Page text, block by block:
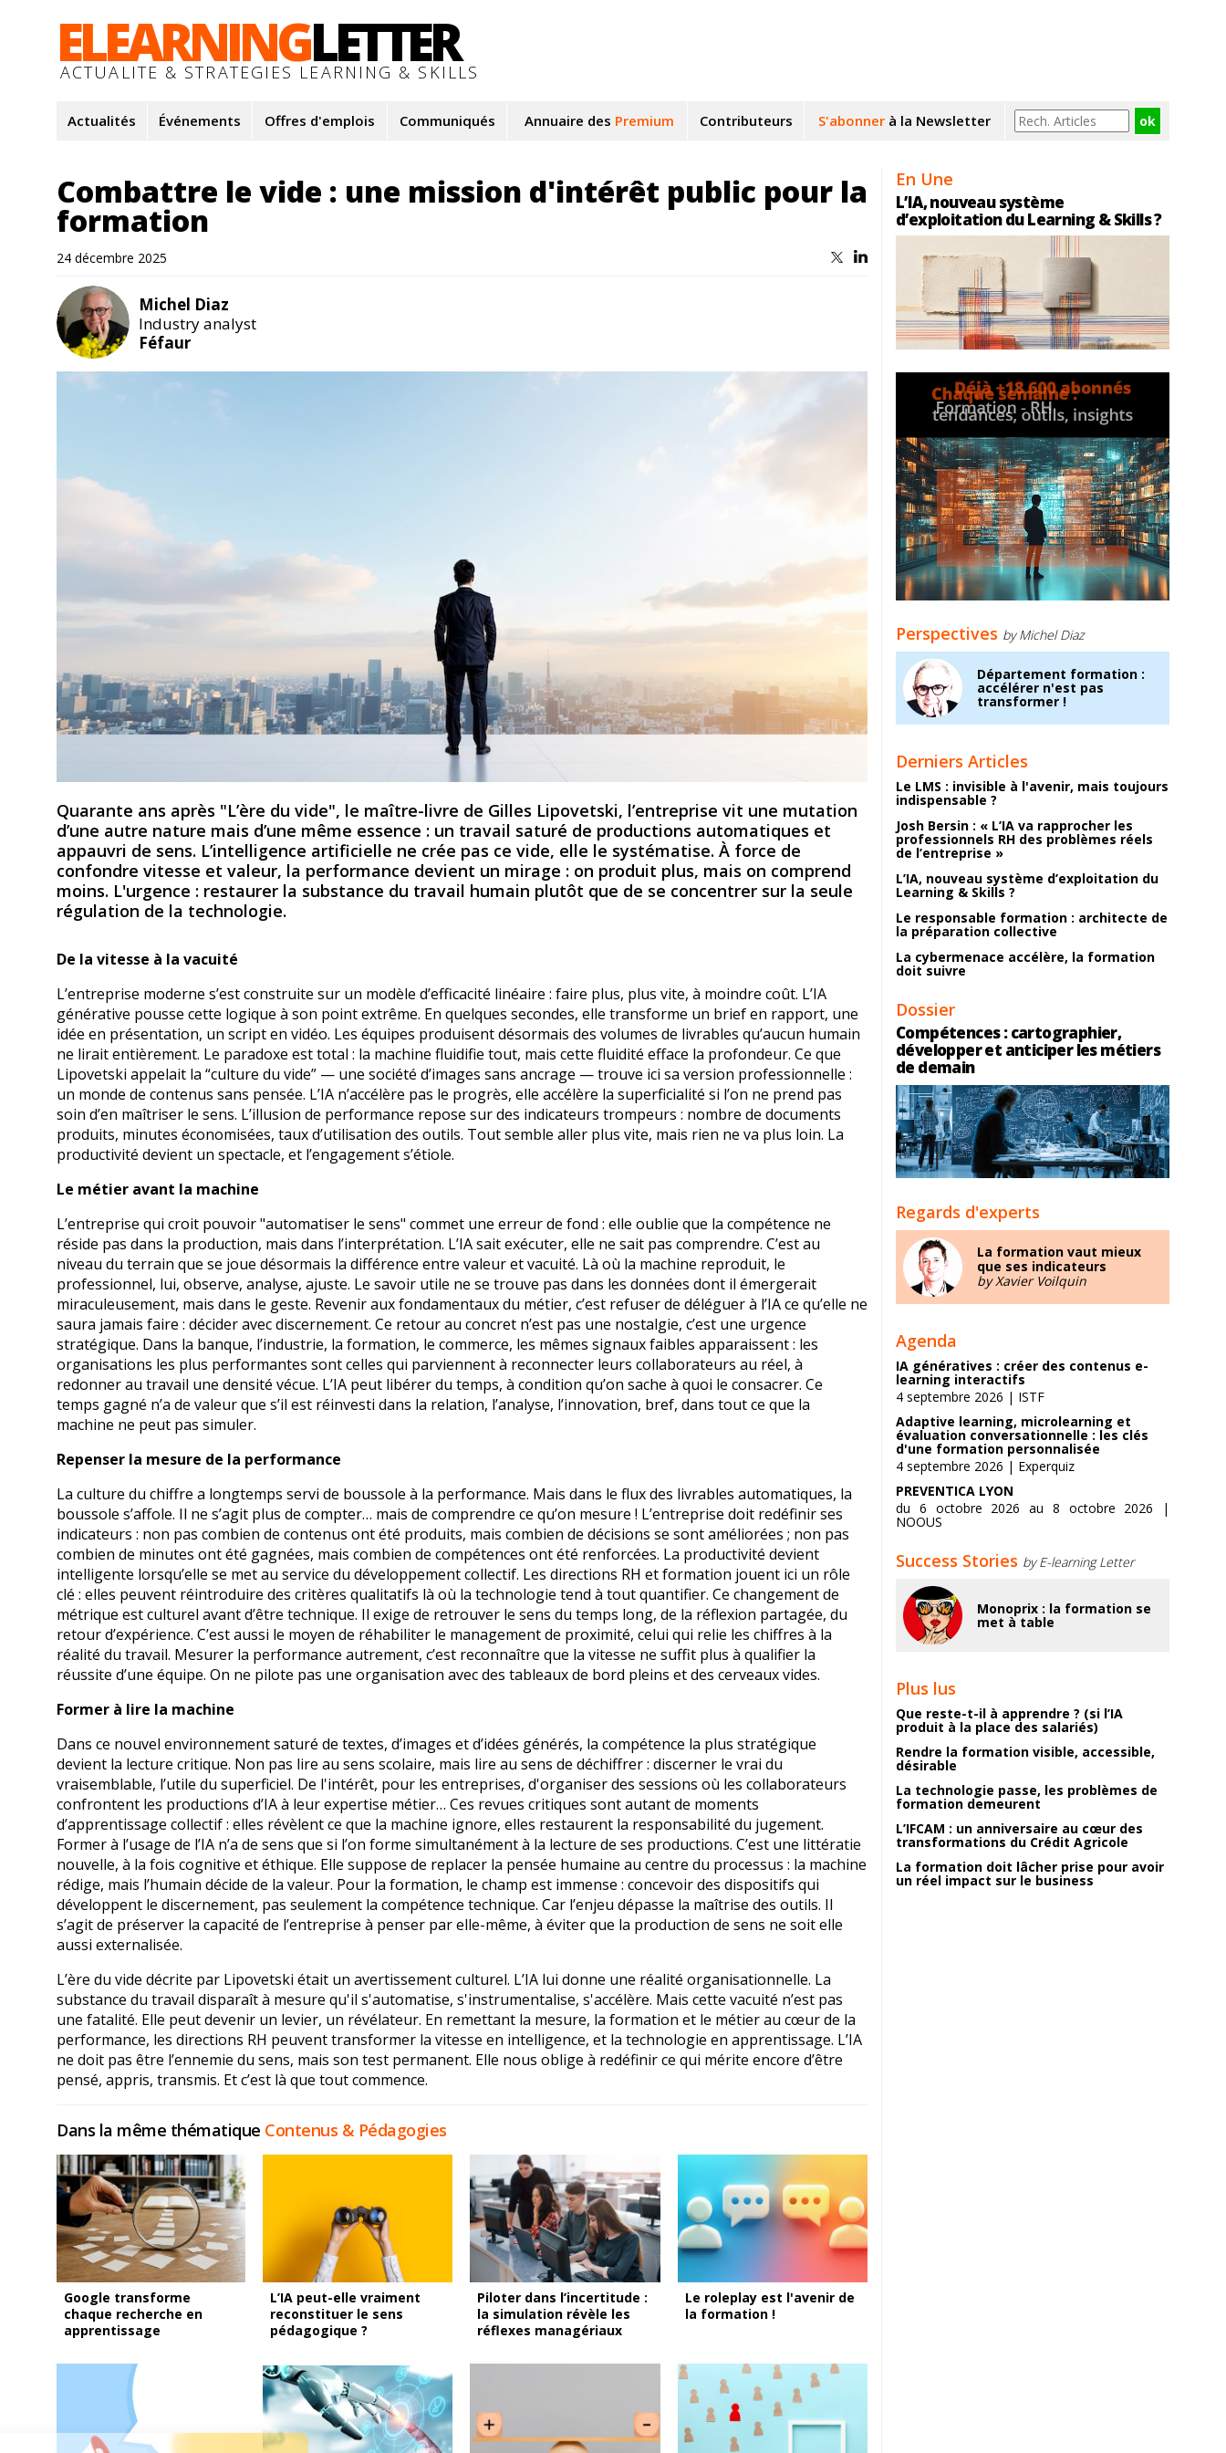
ELEARNINGLETTER
ACTUALITE & STRATEGIES LEARNING & SKILLS
Actualités Événements Offres d'emplois Communiqués Annuaire des Premium Contributeurs S'abonner à la Newsletter
Combattre le vide : une mission d'intérêt public pour la
formation
24 décembre 2025
Michel Diaz
Industry analyst
Féfaur
Quarante ans après "L’ère du vide", le maître-livre de Gilles Lipovetski, l’entreprise vit une mutation
d’une autre nature mais d’une même essence : un travail saturé de productions automatiques et
appauvri de sens. L’intelligence artificielle ne crée pas ce vide, elle le systématise. À force de
confondre vitesse et valeur, la performance devient un mirage : on produit plus, mais on comprend
moins. L'urgence : restaurer la substance du travail humain plutôt que de se concentrer sur la seule
régulation de la technologie.
De la vitesse à la vacuité
L’entreprise moderne s’est construite sur un modèle d’efficacité linéaire : faire plus, plus vite, à moindre coût. L’IA
générative pousse cette logique à son point extrême. En quelques secondes, elle transforme un brief en rapport, une
idée en présentation, un script en vidéo. Les équipes produisent désormais des volumes de livrables qu’aucun humain
ne lirait entièrement. Le paradoxe est total : la machine fluidifie tout, mais cette fluidité efface la profondeur. Ce que
Lipovetski appelait la “culture du vide” — une société d’images sans ancrage — trouve ici sa version professionnelle :
un monde de contenus sans pensée. L’IA n’accélère pas le progrès, elle accélère la superficialité si l’on ne prend pas
soin d’en maîtriser le sens. L’illusion de performance repose sur des indicateurs trompeurs : nombre de documents
produits, minutes économisées, taux d’utilisation des outils. Tout semble aller plus vite, mais rien ne va plus loin. La
productivité devient un spectacle, et l’engagement s’étiole.
Le métier avant la machine
L’entreprise qui croit pouvoir "automatiser le sens" commet une erreur de fond : elle oublie que la compétence ne
réside pas dans la production, mais dans l’interprétation. L’IA sait exécuter, elle ne sait pas comprendre. C’est au
niveau du terrain que se joue désormais la différence entre valeur et vacuité. Là où la machine reproduit, le
professionnel, lui, observe, analyse, ajuste. Le savoir utile ne se trouve pas dans les données dont il émergerait
miraculeusement, mais dans le geste. Revenir aux fondamentaux du métier, c’est refuser de déléguer à l’IA ce qu’elle ne
saura jamais faire : décider avec discernement. Ce retour au concret n’est pas une nostalgie, c’est une urgence
stratégique. Dans la banque, l’industrie, la formation, le commerce, les mêmes signaux faibles apparaissent : les
organisations les plus performantes sont celles qui parviennent à reconnecter leurs collaborateurs au réel, à
redonner au travail une densité vécue. L’IA peut libérer du temps, à condition qu’on sache à quoi le consacrer. Ce
temps gagné n’a de valeur que s’il est réinvesti dans la relation, l’analyse, l’innovation, bref, dans tout ce que la
machine ne peut pas simuler.
Repenser la mesure de la performance
La culture du chiffre a longtemps servi de boussole à la performance. Mais dans le flux des livrables automatiques, la
boussole s’affole. Il ne s’agit plus de compter… mais de comprendre ce qu’on mesure ! L’entreprise doit redéfinir ses
indicateurs : non pas combien de contenus ont été produits, mais combien de décisions se sont améliorées ; non pas
combien de minutes ont été gagnées, mais combien de compétences ont été renforcées. La productivité devient
intelligente lorsqu’elle se met au service du développement collectif. Les directions RH et formation jouent ici un rôle
clé : elles peuvent réintroduire des critères qualitatifs là où la technologie tend à tout quantifier. Ce changement de
métrique est culturel avant d’être technique. Il exige de retrouver le sens du temps long, de la réflexion partagée, du
retour d’expérience. C’est aussi le moyen de réhabiliter le management de proximité, celui qui relie les chiffres à la
réalité du travail. Mesurer la performance autrement, c’est reconnaître que la vitesse ne suffit plus à qualifier la
réussite d’une équipe. On ne pilote pas une organisation avec des tableaux de bord pleins et des cerveaux vides.
Former à lire la machine
Dans ce nouvel environnement saturé de textes, d’images et d’idées générés, la compétence la plus stratégique
devient la lecture critique. Non pas lire au sens scolaire, mais lire au sens de déchiffrer : discerner le vrai du
vraisemblable, l’utile du superficiel. De l'intérêt, pour les entreprises, d'organiser des sessions où les collaborateurs
confrontent les productions d’IA à leur expertise métier… Ces revues critiques sont autant de moments
d’apprentissage collectif : elles révèlent ce que la machine ignore, elles restaurent la responsabilité du jugement.
Former à l’usage de l’IA n’a de sens que si l’on forme simultanément à la lecture de ses productions. C’est une littératie
nouvelle, à la fois cognitive et éthique. Elle suppose de replacer la pensée humaine au centre du processus : la machine
rédige, mais l’humain décide de la valeur. Pour la formation, le champ est immense : concevoir des dispositifs qui
développent le discernement, pas seulement la compétence technique. Car l’enjeu dépasse la maîtrise des outils. Il
s’agit de préserver la capacité de l’entreprise à penser par elle-même, à éviter que la production de sens ne soit elle
aussi externalisée.
L’ère du vide décrite par Lipovetski était un avertissement culturel. L’IA lui donne une réalité organisationnelle. La
substance du travail disparaît à mesure qu'il s'automatise, s'instrumentalise, s'accélère. Mais cette vacuité n’est pas
une fatalité. Elle peut devenir un levier, un révélateur. En remettant la mesure, la formation et le métier au cœur de la
performance, les directions RH peuvent transformer la vitesse en intelligence, et la technologie en apprentissage. L’IA
ne doit pas être l’ennemie du sens, mais son test permanent. Elle nous oblige à redéfinir ce qui mérite encore d’être
pensé, appris, transmis. Et c’est là que tout commence.
Dans la même thématique Contenus & Pédagogies
Google transforme
chaque recherche en
apprentissage
L’IA peut-elle vraiment
reconstituer le sens
pédagogique ?
Piloter dans l’incertitude :
la simulation révèle les
réflexes managériaux
Le roleplay est l'avenir de
la formation !
En Une
L’IA, nouveau système
d’exploitation du Learning & Skills ?
Perspectives by Michel Diaz
Département formation :
accélérer n'est pas
transformer !
Derniers Articles
Le LMS : invisible à l'avenir, mais toujours
indispensable ?
Josh Bersin : « L’IA va rapprocher les
professionnels RH des problèmes réels
de l’entreprise »
L’IA, nouveau système d’exploitation du
Learning & Skills ?
Le responsable formation : architecte de
la préparation collective
La cybermenace accélère, la formation
doit suivre
Dossier
Compétences : cartographier,
développer et anticiper les métiers
de demain
Regards d'experts
La formation vaut mieux
que ses indicateurs
by Xavier Voilquin
Agenda
IA génératives : créer des contenus e-
learning interactifs
4 septembre 2026 | ISTF
Adaptive learning, microlearning et
évaluation conversationnelle : les clés
d'une formation personnalisée
4 septembre 2026 | Experquiz
PREVENTICA LYON
du 6 octobre 2026 au 8 octobre 2026 |
NOOUS
Success Stories by E-learning Letter
Monoprix : la formation se
met à table
Plus lus
Que reste-t-il à apprendre ? (si l’IA
produit à la place des salariés)
Rendre la formation visible, accessible,
désirable
La technologie passe, les problèmes de
formation demeurent
L’IFCAM : un anniversaire au cœur des
transformations du Crédit Agricole
La formation doit lâcher prise pour avoir
un réel impact sur le business